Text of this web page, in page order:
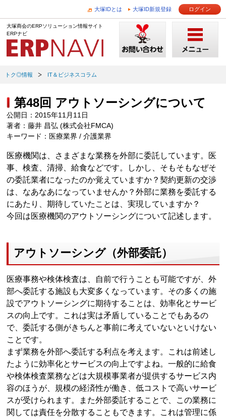
大塚IDとは 大塚ID新規登録 ログイン
大塚商会のERPソリューション情報サイト
ERPナビ
トク◎情報 IT＆ビジネスコラム
第48回 アウトソーシングについて
公開日：2015年11月11日
著者：藤井 昌弘 (株式会社FMCA)
キーワード：医療業界 / 介護業界
医療機関は、さまざまな業務を外部に委託しています。医
事、検査、清掃、給食などです。しかし、そもそもなぜそ
の委託業者になったのか覚えていますか？契約更新の交渉
は、なあなあになっていませんか？外部に業務を委託する
にあたり、期待していたことは、実現していますか？
今回は医療機関のアウトソーシングについて記述します。
アウトソーシング（外部委託）
医療事務や検体検査は、自前で行うことも可能ですが、外
部へ委託する施設も大変多くなっています。その多くの施
設でアウトソーシングに期待することは、効率化とサービ
スの向上です。これは実は矛盾していることでもあるの
で、委託する側がきちんと事前に考えていないといけない
ことです。
まず業務を外部へ委託する利点を考えます。これは前述し
たように効率化とサービスの向上ですよね。一般的に給食
や検体検査業務などは大規模事業者が提供するサービス内
容のほうが、規模の経済性が働き、低コストで高いサービ
スが受けられます。また外部委託することで、この業務に
関しては責任を分散することもできます。これは管理に係